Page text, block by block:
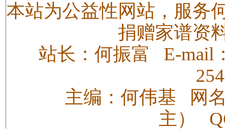
本站为公益性网站，服务
捐赠家谱资
站长：何振富 E-mail
主编：何伟基 网
主）